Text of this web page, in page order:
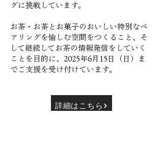
グに挑戦しています。
お茶・お茶とお菓子のおいしい特別なペ
アリングを愉しむ空間をつくること、そ
して継続してお茶の情報発信をしていく
ことを目的に、2025年6月15日（日）ま
でご支援を受け付けています。
詳細はこちら